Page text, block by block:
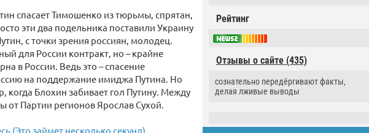
Рейтинг
Отзывы о сайте (435)
сознательно передёргивают факты,
делая лживые выводы
спасает Тимошенко из тюрьмы, спрятан,
эти два подельника поставили Украину
с точки зрения россиян, молодец.
для России контракт, но – крайне
в России. Ведь это – спасение
на поддержание имиджа Путина. Но
Блохин забивает гол Путину. Между
от Партии регионов Ярослав Сухой.
(Это займет несколько секунд)